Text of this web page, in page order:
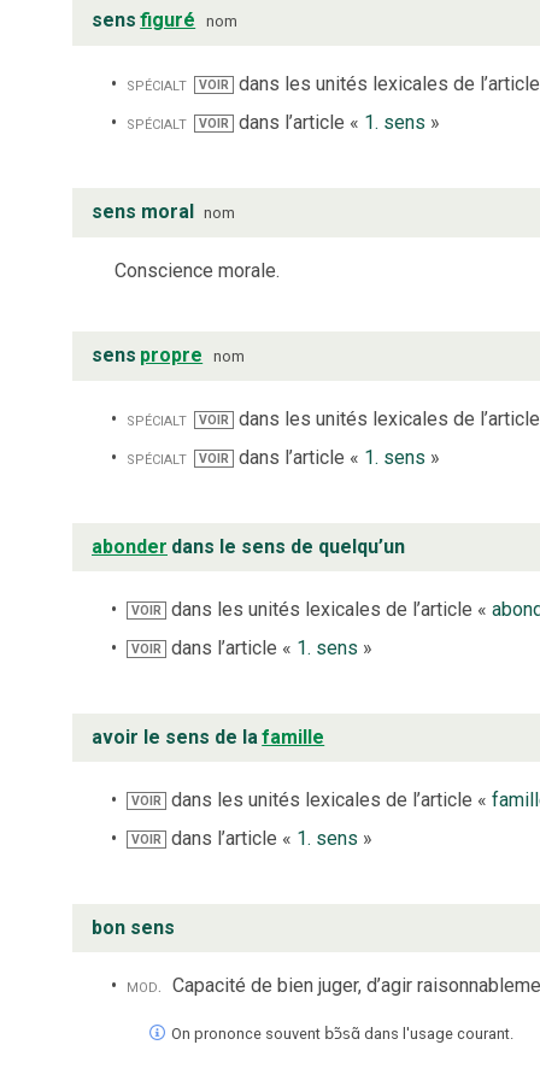
sens figuré nom
spécialt VOIR dans les unités lexicales de
spécialt
VOIR dans l’article « 1. sens »
sens moral nom
Conscience morale.
sens propre nom
spécialt VOIR dans les unités lexicales de
spécialt
VOIR dans l’article « 1. sens »
abonder dans le sens de quelqu’un
VOIR dans les unités lexicales de l’article «
VOIR dans l’article « 1. sens »
avoir le sens de lafamille
VOIR dans les unités lexicales de l’article «
VOIR dans l’article « 1. sens »
bon sens
mod. Capacité de bien juger, d’agir
On prononce souvent bɔ̃sɑ̃ dans l'usage courant.